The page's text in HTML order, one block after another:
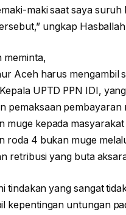
maki saat saya
ungkap
meminta,
Aceh harus mengambil
UPTD PPN IDI,
pemaksaan pembayaran
muge kepada
roda 4 bukan muge
retribusi yang buta
tindakan yang sangat
kepentingan untungan